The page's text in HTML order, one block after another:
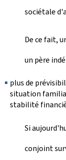
sociétale
De ce fait,
un père
plus de
situation
stabilité
Si
conjoint